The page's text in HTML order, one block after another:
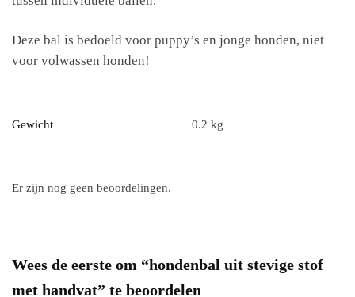
Deze bal is bedoeld voor puppy’s en jonge honden, niet
voor volwassen honden!
Gewicht 0.2 kg
Er zijn nog geen beoordelingen.
Wees de eerste om “hondenbal uit stevige stof
met handvat” te beoordelen